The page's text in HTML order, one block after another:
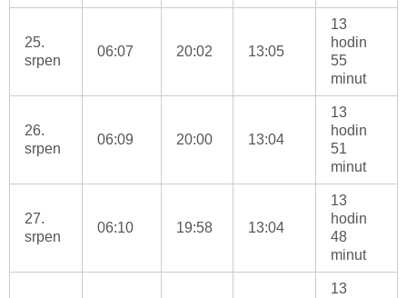
25.
srpen
06:07 20:02 13:05
13
hodin
55
minut
26.
srpen
06:09 20:00 13:04
13
hodin
51
minut
27.
srpen
06:10 19:58 13:04
13
hodin
48
minut
13